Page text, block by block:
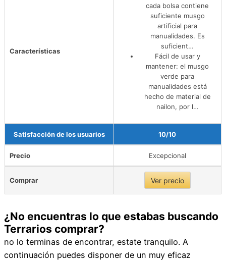
Características
cada bolsa contiene
suficiente musgo
artificial para
manualidades. Es
suficient…
Fácil de usar y
mantener: el musgo
verde para
manualidades está
hecho de material de
nailon, por l…
Satisfacción de los usuarios 10/10
Precio Excepcional
Comprar Ver precio
¿No encuentras lo que estabas buscando
Terrarios comprar?
no lo terminas de encontrar, estate tranquilo. A
continuación puedes disponer de un muy eficaz